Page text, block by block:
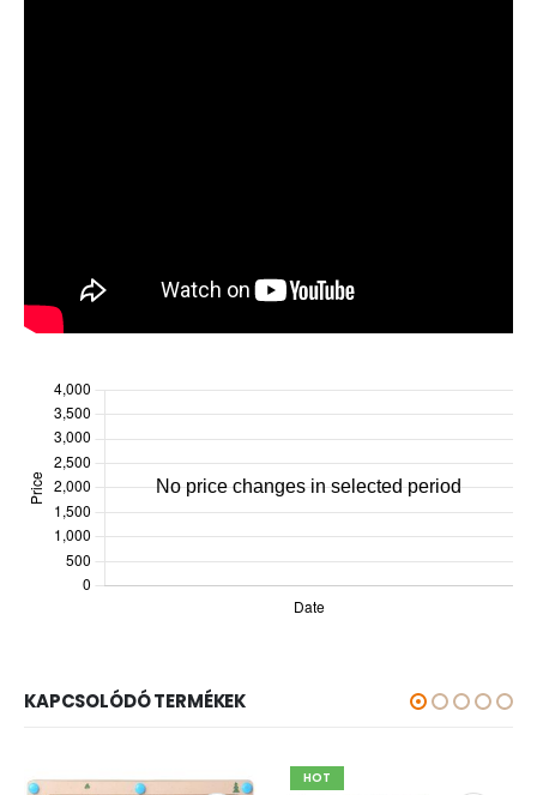
KAPCSOLÓDÓ TERMÉKEK
HOT